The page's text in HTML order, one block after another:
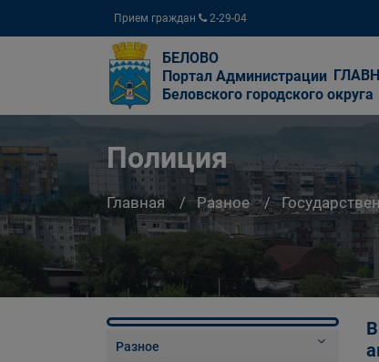
Прием граждан 2-29-04
БЕЛОВО
Портал Администрации
Беловского городского округа
Полиция
Главная Разное
Разное